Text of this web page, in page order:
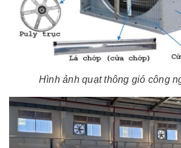
Hình ảnh quạt thông gió công